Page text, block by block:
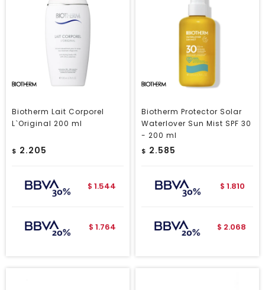
Biotherm Lait Corporel
L`Original 200 ml
$ 2.205
$ 1.544
$ 1.764
Biotherm Protector Solar
Waterlover Sun Mist SPF 30
- 200 ml
$ 2.585
$ 1.810
$ 2.068